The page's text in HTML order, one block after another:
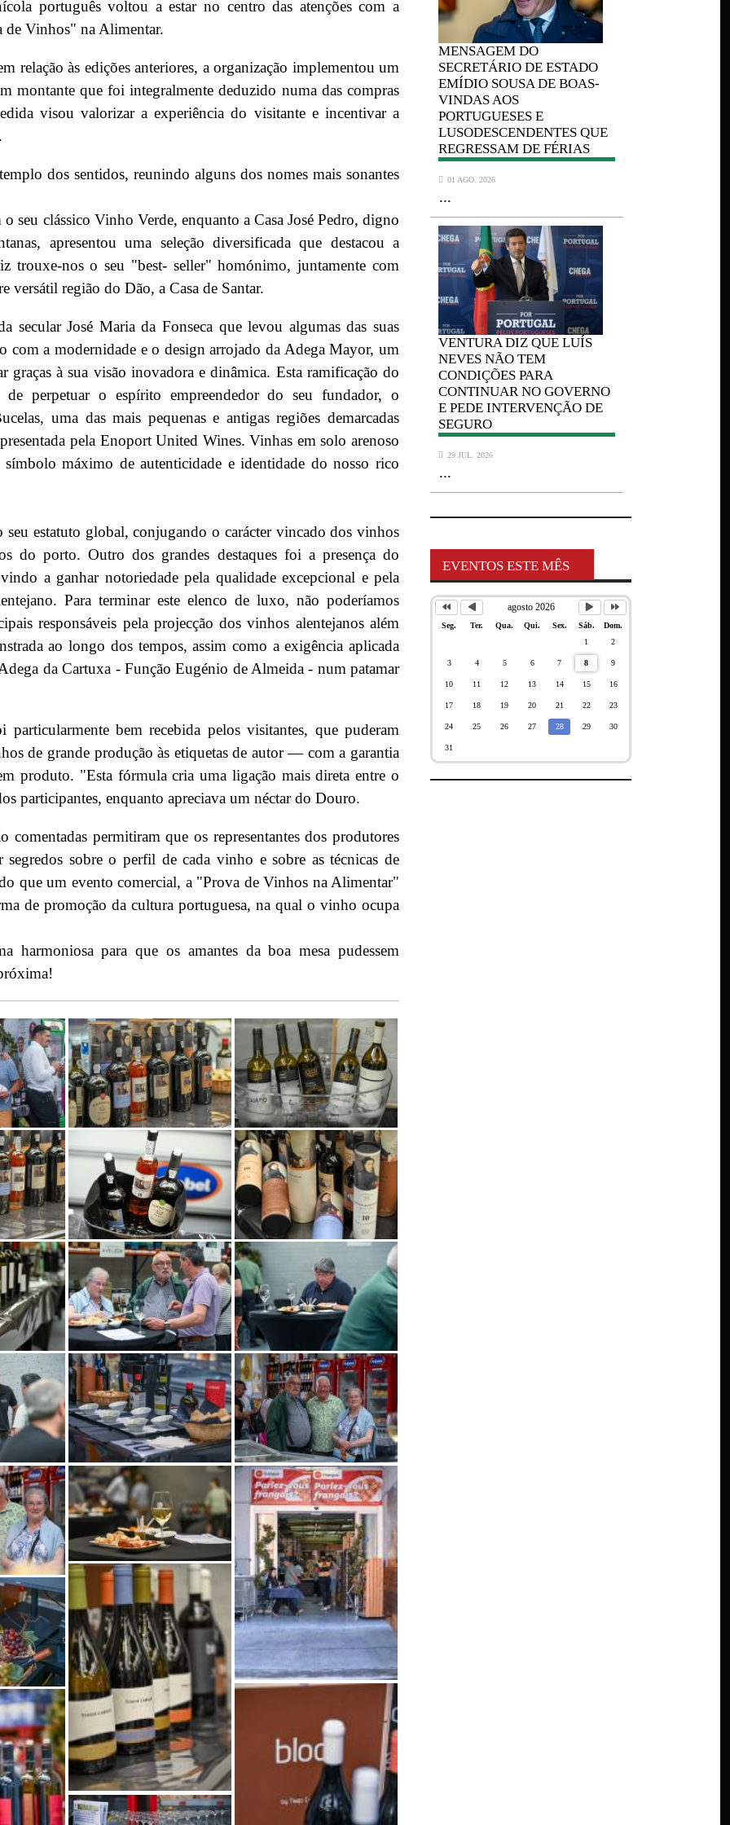
português voltou a estar no centro das atenções com a
de Vinhos" na Alimentar.
relação às edições anteriores, a organização implementou um
montante que foi integralmente deduzido numa das compras
visou valorizar a experiência do visitante e incentivar a
dos sentidos, reunindo alguns dos nomes mais sonantes
seu clássico Vinho Verde, enquanto a Casa José Pedro, digno
apresentou uma seleção diversificada que destacou a
trouxe-nos o seu "best- seller" homónimo, juntamente com
versátil região do Dão, a Casa de Santar.
secular José Maria da Fonseca que levou algumas das suas
com a modernidade e o design arrojado da Adega Mayor, um
à sua visão inovadora e dinâmica. Esta ramificação do
perpetuar o espírito empreendedor do seu fundador, o
uma das mais pequenas e antigas regiões demarcadas
pela Enoport United Wines. Vinhas em solo arenoso
máximo de autenticidade e identidade do nosso rico
estatuto global, conjugando o carácter vincado dos vinhos
do porto. Outro dos grandes destaques foi a presença do
a ganhar notoriedade pela qualidade excepcional e pela
Para terminar este elenco de luxo, não poderíamos
responsáveis pela projecção dos vinhos alentejanos além
ao longo dos tempos, assim como a exigência aplicada
da Cartuxa - Função Eugénio de Almeida - num patamar
bem recebida pelos visitantes, que puderam
de grande produção às etiquetas de autor — com a garantia
produto. "Esta fórmula cria uma ligação mais direta entre o
participantes, enquanto apreciava um néctar do Douro.
comentadas permitiram que os representantes dos produtores
sobre o perfil de cada vinho e sobre as técnicas de
que um evento comercial, a "Prova de Vinhos na Alimentar"
de promoção da cultura portuguesa, na qual o vinho ocupa
harmoniosa para que os amantes da boa mesa pudessem
SECRETÁRIO DE ESTADO
EMÍDIO SOUSA DE BOAS-
VINDAS AOS
PORTUGUESES E
01 AGO. 2026
VENTURA DIZ QUE LUÍS
NEVES NÃO TEM
CONDIÇÕES PARA
CONTINUAR NO GOVERNO
E PEDE INTERVENÇÃO DE
SEGURO
...
SECRETÁRIO DE ESTADO
EMÍDIO SOUSA DE BOAS-
VINDAS AOS
PORTUGUESES E
01 AGO. 2026
VENTURA DIZ QUE LUÍS
NEVES NÃO TEM
CONDIÇÕES PARA
CONTINUAR NO GOVERNO
E PEDE INTERVENÇÃO DE
SEGURO
...
MENSAGEM DO
SECRETÁRIO DE ESTADO
EMÍDIO SOUSA DE BOAS-
VINDAS AOS
PORTUGUESES E
LUSODESCENDENTES QUE
REGRESSAM DE FÉRIAS
01 AGO. 2026
...
VENTURA DIZ QUE LUÍS
NEVES NÃO TEM
CONDIÇÕES PARA
CONTINUAR NO GOVERNO
E PEDE INTERVENÇÃO DE
SEGURO
29 JUL. 2026
...
EVENTOS ESTE MÊS
agosto 2026
Seg. Ter. Qua. Qui. Sex. Sáb.
Dom.
1
2
3 4 5 6 7 8 9
10 11 12 13 14 15 16
17 18 19 20 21 22 23
24 25 26 27 28 29 30
31